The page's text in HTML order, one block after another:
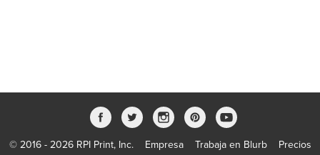
© 2016 - 2026 RPI Print, Inc. Empresa Trabaja en Blurb Precios